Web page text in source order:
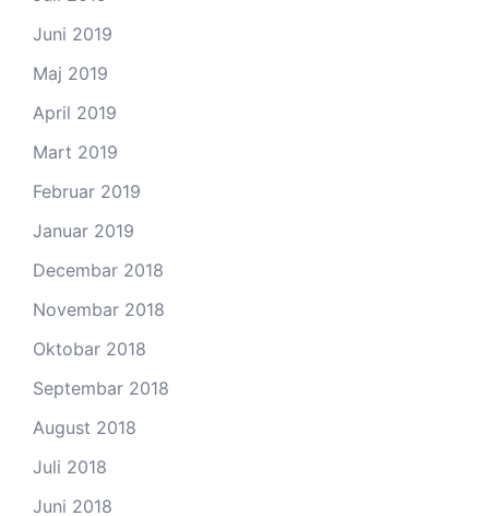
Juni 2019
Maj 2019
April 2019
Mart 2019
Februar 2019
Januar 2019
Decembar 2018
Novembar 2018
Oktobar 2018
Septembar 2018
August 2018
Juli 2018
Juni 2018